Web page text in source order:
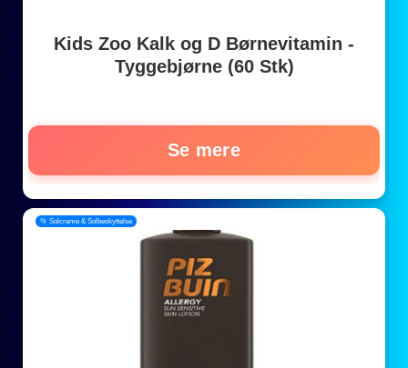
Kids Zoo Kalk og D Børnevitamin -
Tyggebjørne (60 Stk)
Se mere
📂 Solcreme & Solbeskyttelse